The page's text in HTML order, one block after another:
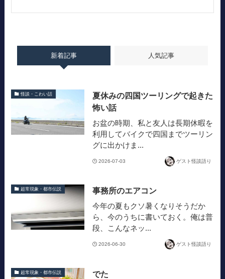
新着記事 人気記事
怪談・こわい話
夏休みの四国ツーリングで起きた
怖い話
お盆の時期、私と友人は長期休暇を
利用してバイクで四国までツーリン
グに出かけま...
2026-07-03 ゲスト怪談語り
超常現象・都市伝説 事務所のエアコン
今年の夏もクソ暑くなりそうだか
ら、今のうちに書いておく。俺は普
段、こんなネッ...
2026-06-30 ゲスト怪談語り
超常現象・都市伝説 でた